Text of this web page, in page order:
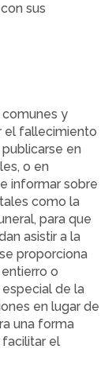
sus
comunes y
el fallecimiento
en
o en
informar sobre
como la
para que
asistir a la
proporciona
o
de la
en lugar de
una forma
el